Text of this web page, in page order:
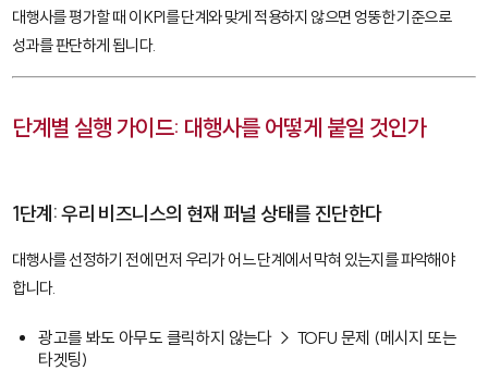
대행사를 평가할 때 이 KPI를 단계와 맞게 적용하지 않으면 엉뚱한 기준으로
성과를 판단하게 됩니다.
단계별 실행 가이드: 대행사를 어떻게 붙일 것인가
1단계: 우리 비즈니스의 현재 퍼널 상태를 진단한다
대행사를 선정하기 전에 먼저 우리가 어느 단계에서 막혀 있는지를 파악해야
합니다.
광고를 봐도 아무도 클릭하지 않는다 → TOFU 문제 (메시지 또는
타겟팅)